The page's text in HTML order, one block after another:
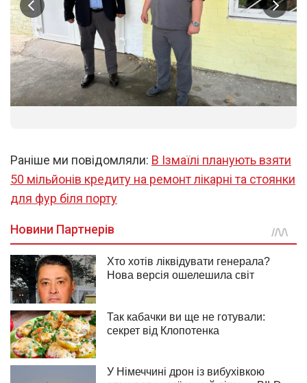
Раніше ми повідомляли: В Ізмаїлі планують взяти
50 мільйонів кредиту на ремонт лікарні та стоянки
для фур біля порту